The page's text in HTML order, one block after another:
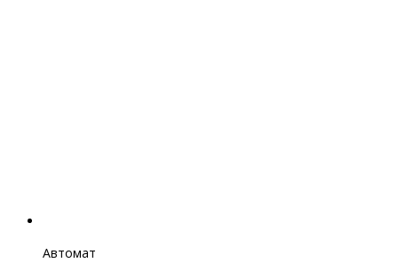
Автомат